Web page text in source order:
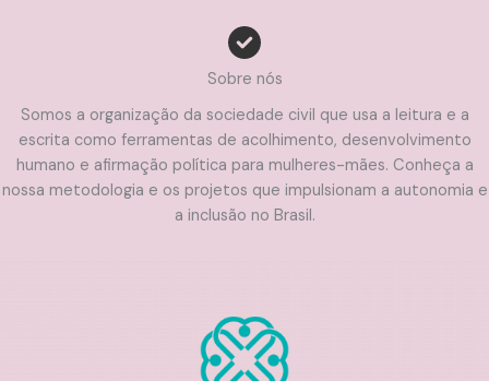
Sobre nós
Somos a organização da sociedade civil que usa a leitura e a
escrita como ferramentas de acolhimento, desenvolvimento
humano e afirmação política para mulheres-mães. Conheça a
nossa metodologia e os projetos que impulsionam a autonomia e
a inclusão no Brasil.